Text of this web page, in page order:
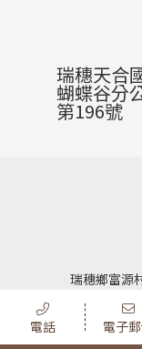
電話 電子
瑞穗天合
蝴蝶谷分
第196號
瑞穗鄉富源